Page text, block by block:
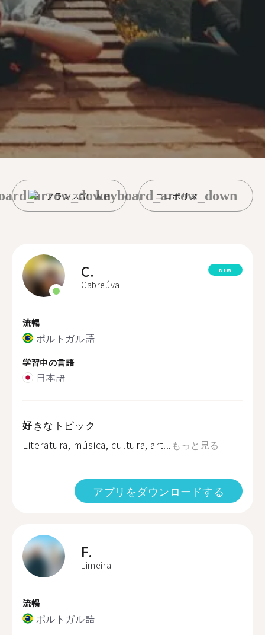
フランス語 ニロポリス
keyboard_arrow_down
C.
Cabreúva
NEW
流暢
ポルトガル語
学習中の言語
日本語
好きなトピック
Literatura, música, cultura, art... もっと見る
アプリをダウンロードする
F.
Limeira
流暢
ポルトガル語